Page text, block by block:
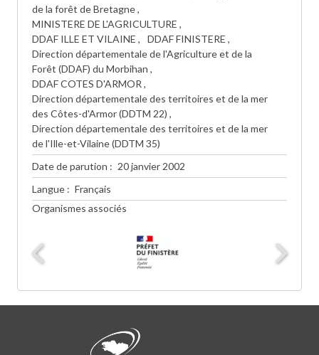
de la forêt de Bretagne
MINISTERE DE L'AGRICULTURE
DDAF ILLE ET VILAINE
DDAF FINISTERE
Direction départementale de l'Agriculture et de la
Forêt (DDAF) du Morbihan
DDAF COTES D'ARMOR
Direction départementale des territoires et de la mer
des Côtes-d'Armor (DDTM 22)
Direction départementale des territoires et de la mer
de l'Ille-et-Vilaine (DDTM 35)
Date de parution
20 janvier 2002
Langue
Français
Organismes associés